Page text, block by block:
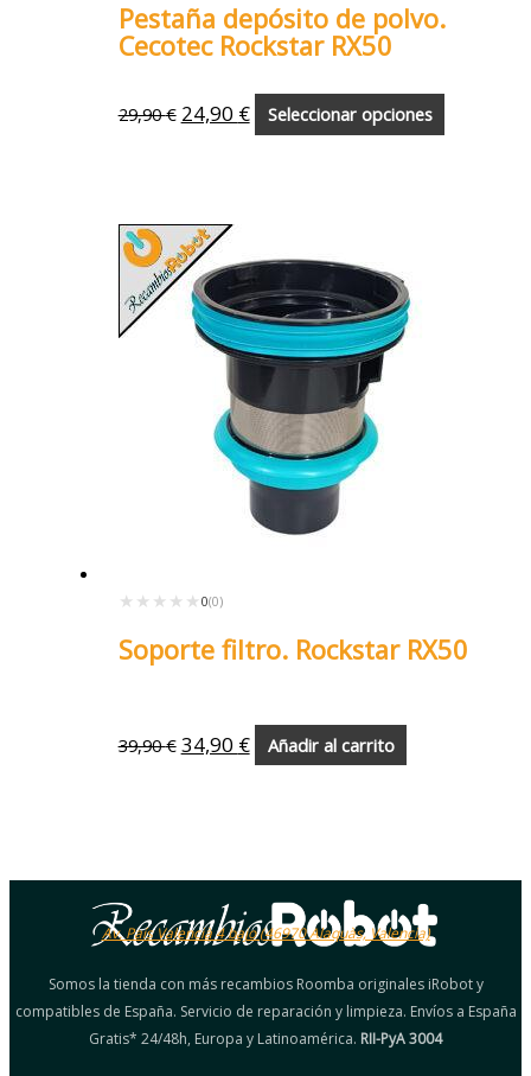
Pestaña depósito de polvo.
Cecotec Rockstar RX50
29,90€ 24,90 € Seleccionar opciones
★★★★★
★★★★★ 0(0)
Soporte filtro. Rockstar RX50
39,90€ 34,90 € Añadir al carrito
Av. País Valencià 4 bajo (46970 Alaquàs, Valencia)
Somos la tienda con más recambios Roomba originales iRobot y
compatibles de España. Servicio de reparación y limpieza. Envíos a España
Gratis* 24/48h, Europa y Latinoamérica. RII-PyA 3004